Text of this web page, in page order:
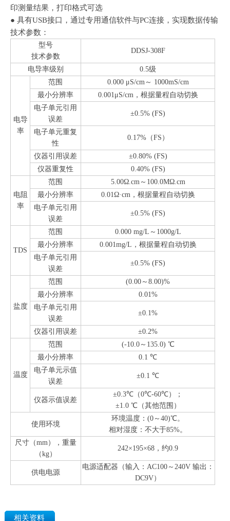
印测量结果，打印格式可选
● 具有USB接口，通过专用通信软件与PC连接，实现数据传输
技术参数：
型号
技术参数
DDSJ-308F
电导率级别 0.5级
电导
率
范围
0.000 μS/cm～ 1000mS/cm
最小分辨率
0.001μS/cm，根据量程自动切换
电子单元引用
误差
±0.5% (FS)
电子单元重复
性
0.17%（FS）
仪器引用误差
±0.80% (FS)
仪器重复性
0.40% (FS)
电阻
率
范围
5.00Ω.cm～100.0MΩ.cm
最小分辨率
0.01Ω·cm，根据量程自动切换
电子单元引用
误差
±0.5% (FS)
TDS
范围
0.000 mg/L～1000g/L
最小分辨率
0.001mg/L，根据量程自动切换
电子单元引用
误差
±0.5% (FS)
盐度
范围
(0.00～8.00)%
最小分辨率
0.01%
电子单元引用
误差
±0.1%
仪器引用误差 ±0.2%
温度
范围
(-10.0～135.0) ℃
最小分辨率
0.1 ℃
电子单元示值
误差
±0.1 ℃
仪器示值误差
±0.3℃（0℃-60℃）；
±1.0 ℃（其他范围）
使用环境
环境温度：(0～40)℃。
相对湿度：不大于85%。
尺寸（mm），重量
（kg）
242×195×68，约0.9
供电电源
电源适配器（输入：AC100～240V 输出：
DC9V）
相关资料